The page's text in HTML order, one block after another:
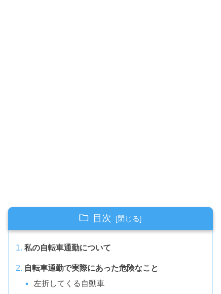
目次
私の自転車通勤について
自転車通勤で実際にあった危険なこと
左折してくる自動車